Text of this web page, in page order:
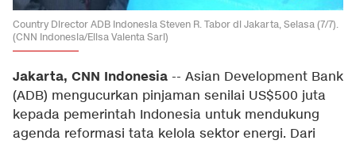
Country Director ADB Indonesia Steven R. Tabor di Jakarta, Selasa (7/7).
(CNN Indonesia/Elisa Valenta Sari)
Jakarta, CNN Indonesia -- Asian Development Bank
(ADB) mengucurkan pinjaman senilai US$500 juta
kepada pemerintah Indonesia untuk mendukung
agenda reformasi tata kelola sektor energi. Dari